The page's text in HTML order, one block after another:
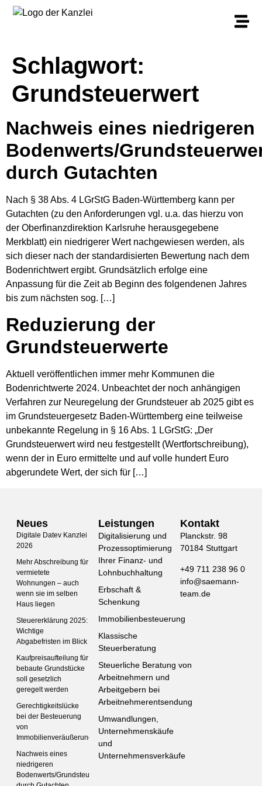
Schlagwort:
Grundsteuerwert
Nachweis eines niedrigeren
Bodenwerts/
durch Gutachten
Nach § 38 Abs. 4 LGrStG Baden-Württemberg kann per
Gutachten (zu den Anforderungen vgl. u.a. das hierzu von
der Oberfinanzdirektion Karlsruhe herausgegebene
Merkblatt) ein niedrigerer Wert nachgewiesen werden, als
sich dieser nach der standardisierten Bewertung nach dem
Bodenrichtwert ergibt. Grundsätzlich erfolge eine
Anpassung für die Zeit ab Beginn des folgendenen Jahres
bis zum nächsten sog. […]
Reduzierung der
Grundsteuerwerte
Aktuell veröffentlichen immer mehr Kommunen die
Bodenrichtwerte 2024. Unbeachtet der noch anhängigen
Verfahren zur Neuregelung der Grundsteuer ab 2025 gibt es
im Grundsteuergesetz Baden-Württemberg eine teilweise
unbekannte Regelung in § 16 Abs. 1 LGrStG: „Der
Grundsteuerwert wird neu festgestellt (Wertfortschreibung),
wenn der in Euro ermittelte und auf volle hundert Euro
abgerundete Wert, der sich für […]
Neues
Digitale Datev Kanzlei
2026
Mehr Abschreibung für
vermietete
Wohnungen – auch
wenn sie im selben
Haus liegen
Steuererklärung 2025:
Wichtige
Abgabefristen im Blick
Kaufpreisaufteilung für
bebaute Grundstücke
soll gesetzlich
geregelt werden
Gerechtigkeitslücke
bei der Besteuerung
von
Immobilienveräußerungen
Nachweis eines
niedrigeren
Bodenwerts/Grundsteuerwertes
Leistungen
Digitalisierung und
Prozessoptimierung
Ihrer Finanz- und
Lohnbuchhaltung
Erbschaft &
Schenkung
Immobilienbesteuerung
Klassische
Steuerberatung
Steuerliche Beratung von
Arbeitnehmern und
Arbeitgebern bei
Arbeitnehmerentsendung
Umwandlungen,
Unternehmenskäufe
und
Unternehmensverkäufe
Kontakt
Planckstr. 98
70184 Stuttgart
+49 711 238 96 0
info@saemann-
team.de